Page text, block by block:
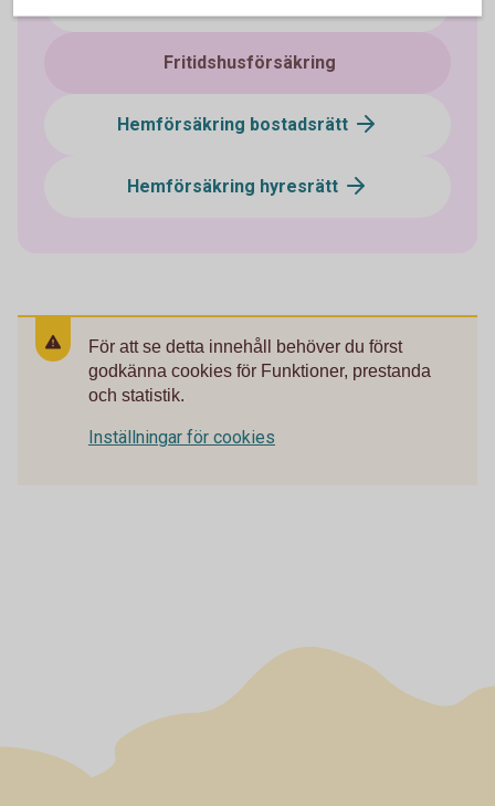
Fritidshusförsäkring
Hemförsäkring bostadsrätt
Hemförsäkring hyresrätt
För att se detta innehåll behöver du först
godkänna cookies för Funktioner, prestanda
och statistik.
Inställningar för cookies